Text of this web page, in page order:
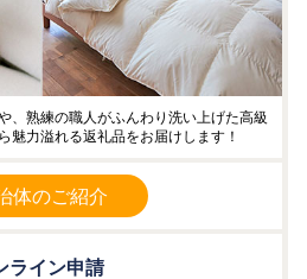
、熟練の職人がふんわり洗い上げた高級
魅力溢れる返礼品をお届けします！
体のご紹介
ライン申請